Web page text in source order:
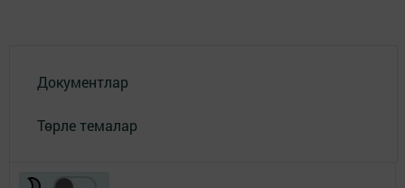
Документлар
Төрле темалар